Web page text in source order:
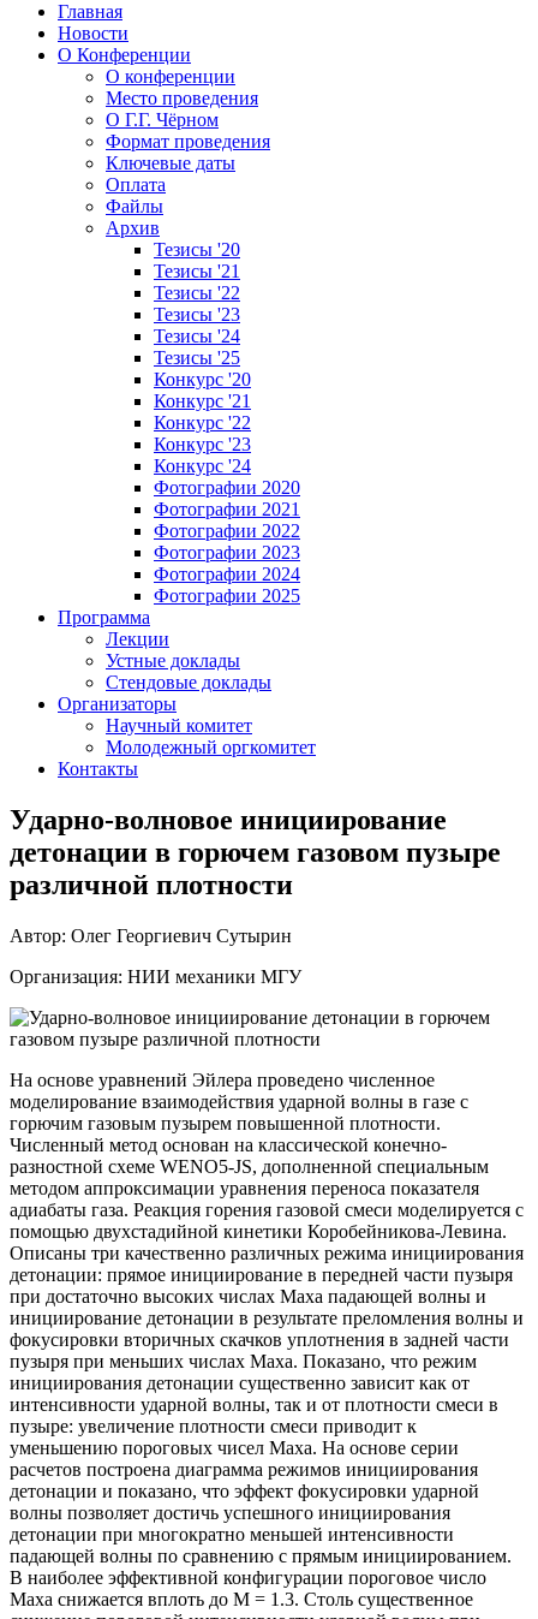
Главная
Новости
О Конференции
О конференции
Место проведения
О Г.Г. Чёрном
Формат проведения
Ключевые даты
Оплата
Файлы
Архив
Тезисы '20
Тезисы '21
Тезисы '22
Тезисы '23
Тезисы '24
Тезисы '25
Конкурс '20
Конкурс '21
Конкурс '22
Конкурс '23
Конкурс '24
Фотографии 2020
Фотографии 2021
Фотографии 2022
Фотографии 2023
Фотографии 2024
Фотографии 2025
Программа
Лекции
Устные доклады
Стендовые доклады
Организаторы
Научный комитет
Молодежный оргкомитет
Контакты
Ударно-волновое инициирование
детонации в горючем газовом пузыре
различной плотности
Автор: Олег Георгиевич Сутырин
Организация: НИИ механики МГУ
На основе уравнений Эйлера проведено численное
моделирование взаимодействия ударной волны в газе с
горючим газовым пузырем повышенной плотности.
Численный метод основан на классической конечно-
разностной схеме WENO5-JS, дополненной специальным
методом аппроксимации уравнения переноса показателя
адиабаты газа. Реакция горения газовой смеси моделируется с
помощью двухстадийной кинетики Коробейникова-Левина.
Описаны три качественно различных режима инициирования
детонации: прямое инициирование в передней части пузыря
при достаточно высоких числах Маха падающей волны и
инициирование детонации в результате преломления волны и
фокусировки вторичных скачков уплотнения в задней части
пузыря при меньших числах Маха. Показано, что режим
инициирования детонации существенно зависит как от
интенсивности ударной волны, так и от плотности смеси в
пузыре: увеличение плотности смеси приводит к
уменьшению пороговых чисел Маха. На основе серии
расчетов построена диаграмма режимов инициирования
детонации и показано, что эффект фокусировки ударной
волны позволяет достичь успешного инициирования
детонации при многократно меньшей интенсивности
падающей волны по сравнению с прямым инициированием.
В наиболее эффективной конфигурации пороговое число
Маха снижается вплоть до M = 1.3. Столь существенное